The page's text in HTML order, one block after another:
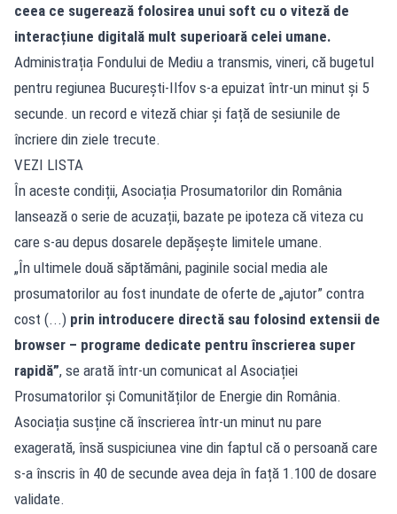
ceea ce sugerează folosirea unui soft cu o viteză de
interacțiune digitală mult superioară celei umane.
Administrația Fondului de Mediu a transmis, vineri, că bugetul
pentru regiunea București-Ilfov s-a epuizat într-un minut și 5
secunde. un record e viteză chiar și față de sesiunile de
încriere din ziele trecute.
VEZI LISTA
În aceste condiții, Asociația Prosumatorilor din România
lansează o serie de acuzații, bazate pe ipoteza că viteza cu
care s-au depus dosarele depășește limitele umane.
„În ultimele două săptămâni, paginile social media ale
prosumatorilor au fost inundate de oferte de „ajutor” contra
cost (...) prin introducere directă sau folosind extensii de
browser – programe dedicate pentru înscrierea super
rapidă”, se arată într-un comunicat al Asociației
Prosumatorilor și Comunităților de Energie din România.
Asociația susține că înscrierea într-un minut nu pare
exagerată, însă suspiciunea vine din faptul că o persoană care
s-a înscris în 40 de secunde avea deja în față 1.100 de dosare
validate.